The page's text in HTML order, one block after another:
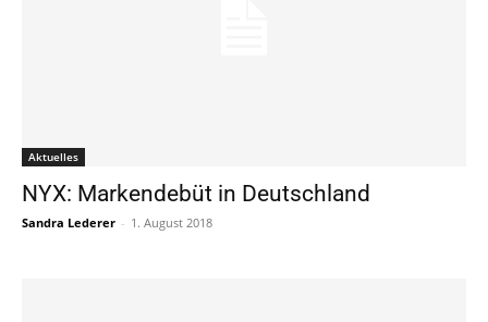
Aktuelles
NYX: Markendebüt in Deutschland
Sandra Lederer - 1. August 2018